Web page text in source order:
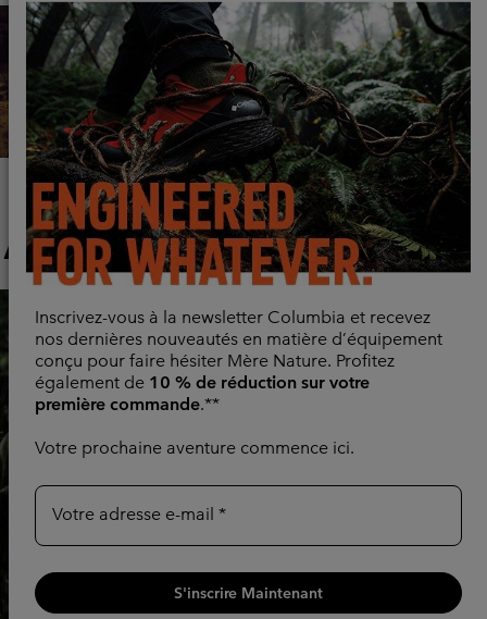
Inscrivez-vous à la newsletter Columbia et recevez
nos dernières nouveautés en matière d’équipement
conçu pour faire hésiter Mère Nature. Profitez
également de 10 % de réduction sur votre
première commande.**
Votre prochaine aventure commence ici.
Votre adresse e-mail
S'inscrire Maintenant
Carnet rando
Astuces et conseils d'experts sur les itinéraires et l'équipement :
tout ce que vous devez savoir pour mieux randonner, plus
longtemps et en toute sérénité.
Explorez Maintenant
Articles pour toutes les conditions
Previous
Next